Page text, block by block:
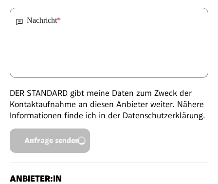
Nachricht*
DER STANDARD gibt meine Daten zum Zweck der
Kontaktaufnahme an diesen Anbieter weiter. Nähere
Informationen finde ich in der Datenschutzerklärung.
Anfrage senden
ANBIETER:IN